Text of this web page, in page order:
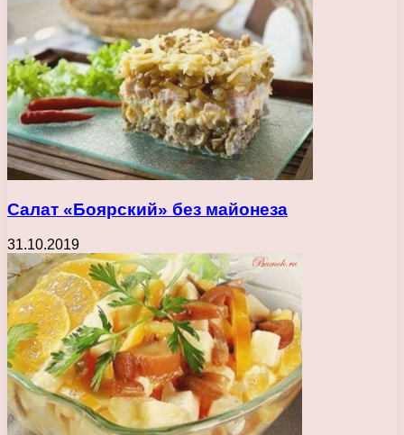
Салат «Боярский» без майонеза
31.10.2019